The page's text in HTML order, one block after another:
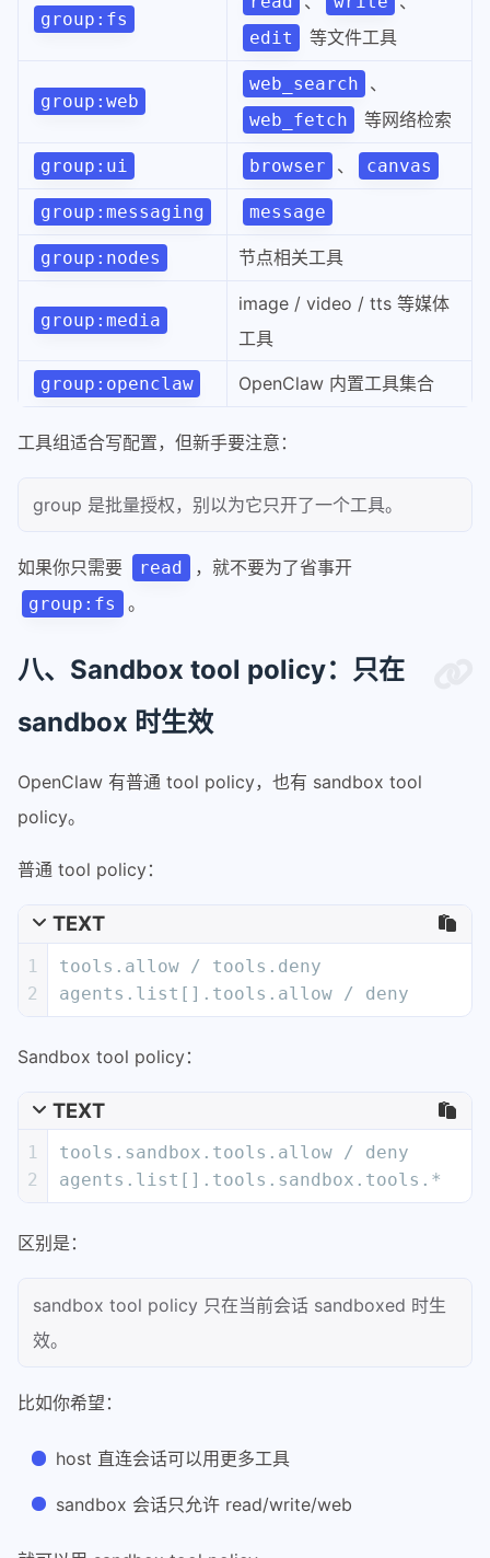
group:fs
edit 等文件工具
group:web
web_search 、
web_fetch 等网络检索
group:ui browser 、 canvas
group:messaging message
group:nodes 节点相关工具
group:media
image / video / tts 等媒体
工具
group:openclaw OpenClaw 内置工具集合
工具组适合写配置，但新手要注意：
group 是批量授权，别以为它只开了一个工具。
如果你只需要 read ，就不要为了省事开
group:fs 。
八、Sandbox tool policy：只在
sandbox 时生效
OpenClaw 有普通 tool policy，也有 sandbox tool
policy。
普通 tool policy：
TEXT
1
2
tools.allow / tools.deny
agents.list[].tools.allow / deny
Sandbox tool policy：
TEXT
1
2
tools.sandbox.tools.allow / deny
agents.list[].tools.sandbox.tools.*
区别是：
sandbox tool policy 只在当前会话 sandboxed 时生
效。
比如你希望：
host 直连会话可以用更多工具
sandbox 会话只允许 read/write/web